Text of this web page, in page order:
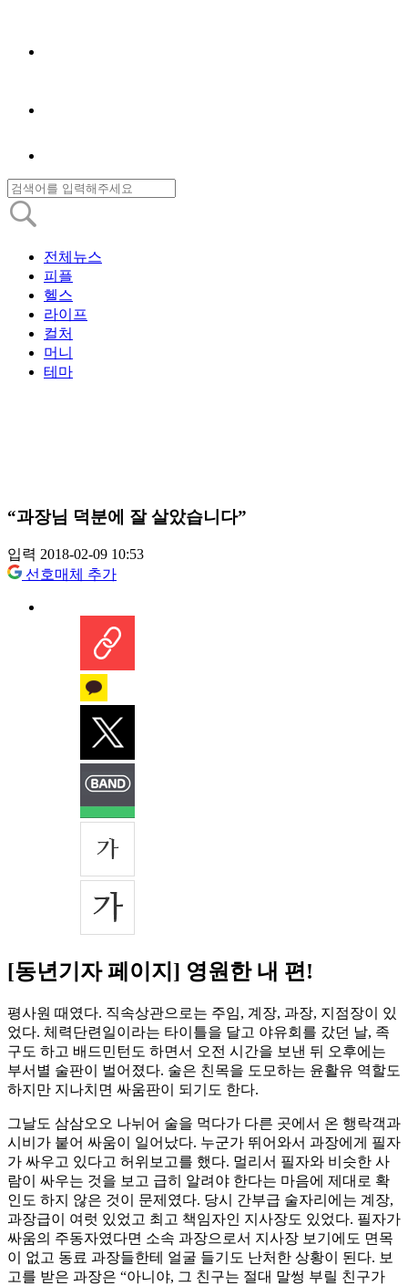
전체뉴스
피플
헬스
라이프
컬처
머니
테마
“과장님 덕분에 잘 살았습니다”
입력 2018-02-09 10:53
선호매체 추가
[동년기자 페이지] 영원한 내 편!
평사원 때였다. 직속상관으로는 주임, 계장, 과장, 지점장이 있
었다. 체력단련일이라는 타이틀을 달고 야유회를 갔던 날, 족
구도 하고 배드민턴도 하면서 오전 시간을 보낸 뒤 오후에는
부서별 술판이 벌어졌다. 술은 친목을 도모하는 윤활유 역할도
하지만 지나치면 싸움판이 되기도 한다.
그날도 삼삼오오 나뉘어 술을 먹다가 다른 곳에서 온 행락객과
시비가 붙어 싸움이 일어났다. 누군가 뛰어와서 과장에게 필자
가 싸우고 있다고 허위보고를 했다. 멀리서 필자와 비슷한 사
람이 싸우는 것을 보고 급히 알려야 한다는 마음에 제대로 확
인도 하지 않은 것이 문제였다. 당시 간부급 술자리에는 계장,
과장급이 여럿 있었고 최고 책임자인 지사장도 있었다. 필자가
싸움의 주동자였다면 소속 과장으로서 지사장 보기에도 면목
이 없고 동료 과장들한테 얼굴 들기도 난처한 상황이 된다. 보
고를 받은 과장은 “아니야, 그 친구는 절대 말썽 부릴 친구가